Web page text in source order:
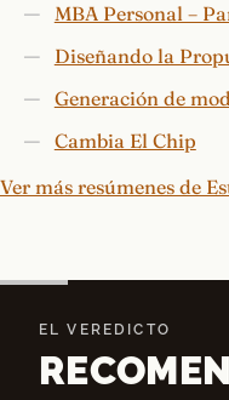
MBA Personal –
Diseñando la
Generación de
Cambia El Chip
Ver más resúmenes de
EL VEREDICTO